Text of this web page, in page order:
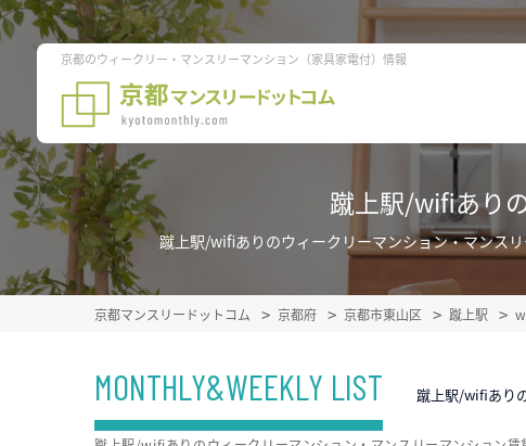
京都のウィークリー・マンスリーマンション（家具家電付）情報
蹴上駅/wifiあり
蹴上駅/wifiありのウィークリーマンション・マンス
京都マンスリードットコム 京都府 京都市東山区 蹴上駅
MONTHLY&WEEKLY LIST 蹴上駅/wifiあり